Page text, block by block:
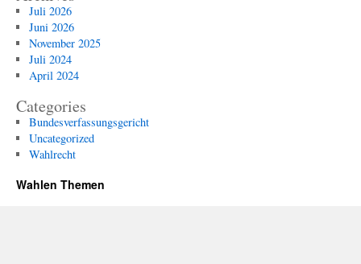
Juli 2026
Juni 2026
November 2025
Juli 2024
April 2024
Categories
Bundesverfassungsgericht
Uncategorized
Wahlrecht
Wahlen Themen